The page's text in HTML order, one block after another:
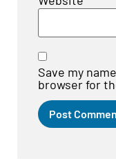
Save my
browser for